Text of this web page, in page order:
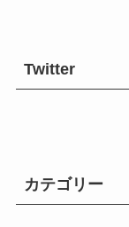
Twitter
カテゴリー